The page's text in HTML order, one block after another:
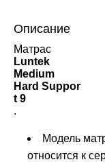
Описание
Матрас
Luntek
Medium
Hard Suppor
t 9
.
Модель
относится к